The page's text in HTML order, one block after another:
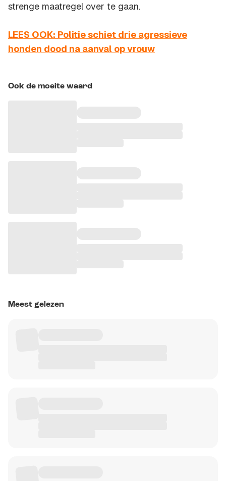
strenge maatregel over te gaan.
LEES OOK: Politie schiet drie agressieve
honden dood na aanval op vrouw
Ook de moeite waard
Meest gelezen